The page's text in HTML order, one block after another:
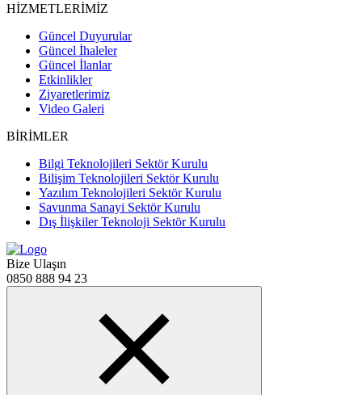
HİZMETLERİMİZ
Güncel Duyurular
Güncel İhaleler
Güncel İlanlar
Etkinlikler
Ziyaretlerimiz
Video Galeri
BİRİMLER
Bilgi Teknolojileri Sektör Kurulu
Bilişim Teknolojileri Sektör Kurulu
Yazılım Teknolojileri Sektör Kurulu
Savunma Sanayi Sektör Kurulu
Dış İlişkiler Teknoloji Sektör Kurulu
Bize Ulaşın
0850 888 94 23